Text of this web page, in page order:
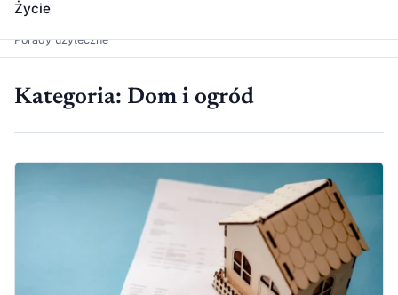
Dawka Wiedzy
Porady użyteczne
Życie
Kategoria: Dom i ogród